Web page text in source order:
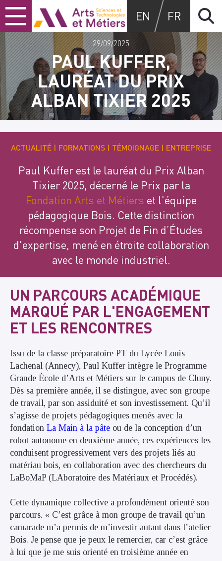
Skip
to
content
Skip
to
main
menu
Skip
to
search
Arts et métiers
EN FR
PAUL KUFFER,
LAURÉAT DU PRIX
ALBAN TIXIER 2025
29/09/2025
ACTUALITÉ FORMATIONS TÉMOIGNAGE ENTREPRISE
Paul Kuffer est le lauréat du Prix Alban
Tixier 2025, décerné le Prix par la
Fondation Arts et Métiers et l'équipe
pédagogique Bois. Cette distinction
récompense son Projet de Fin d’Études
d'expertise, mené en étroite collaboration
avec le monde industriel.
UN PARCOURS ACADÉMIQUE
MARQUÉ PAR L'ENGAGEMENT
ET LES RENCONTRES
Issu de la classe préparatoire PT du Lycée Louis
Lachenal (Annecy), Paul Kuffer intègre le Programme
Grande École d’Arts et Métiers sur le campus de Cluny.
Dès sa première année, il se distingue, avec son groupe
de travail, par son assiduité et son investissement. Qu’il
s’agisse de projets pédagogiques menés avec la
fondation La Main à la pâte ou de la conception d’un
robot autonome en deuxième année, ces expériences les
conduisent progressivement vers des projets liés au
matériau bois, en collaboration avec des chercheurs du
LaBoMaP (LAboratoire des Matériaux et Procédés).
Cette dynamique collective a profondément orienté son
parcours. « C’est grâce à mon groupe de travail qu’un
camarade m’a permis de m’investir autant dans l’atelier
Bois. Je pense que je peux le remercier, car c’est grâce
à lui que je me suis orienté en troisième année en